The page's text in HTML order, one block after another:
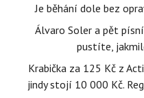
Je běhání dole bez
Álvaro Soler a pět
pustíte,
Krabička za 125 Kč z
jindy stojí 10 000 Kč.